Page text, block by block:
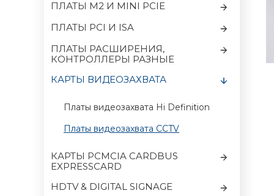
ПЛАТЫ M2 И MINI PCIE
ПЛАТЫ PCI И ISA
ПЛАТЫ РАСШИРЕНИЯ,
КОНТРОЛЛЕРЫ РАЗНЫЕ
КАРТЫ ВИДЕОЗАХВАТА
Платы видеозахвата Hi Definition
Платы видеозахвата CCTV
КАРТЫ PCMCIA CARDBUS
EXPRESSCARD
HDTV & DIGITAL SIGNAGE